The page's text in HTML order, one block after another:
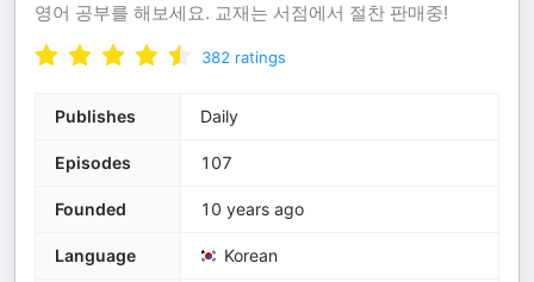
영어 공부를 해보세요. 교재는 서점에서 절찬 판매중!
382 ratings
Publishes Daily
Episodes 107
Founded 10 years ago
Language Korean